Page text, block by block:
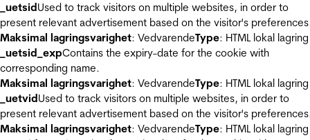
_uetsidUsed to track visitors on multiple websites, in order to
present relevant advertisement based on the visitor's
Maksimal lagringsvarighet: VedvarendeType: HTML lokal lagring
_uetsid_expContains the expiry-date for the cookie with
corresponding name.
Maksimal lagringsvarighet: VedvarendeType: HTML lokal lagring
_uetvidUsed to track visitors on multiple websites, in order to
present relevant advertisement based on the visitor's
Maksimal lagringsvarighet: VedvarendeType: HTML lokal lagring